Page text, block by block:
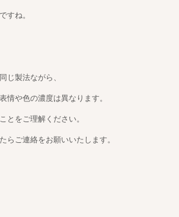
すね。
じ製法ながら、
情や色の濃度は異なります。
とをご理解ください。
らご連絡をお願いいたします。